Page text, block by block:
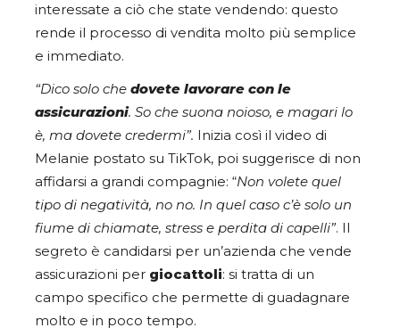
interessate a ciò che state vendendo: questo
rende il processo di vendita molto più semplice
e immediato.
“Dico solo che dovete lavorare con le
assicurazioni. So che suona noioso, e magari lo
è, ma dovete credermi”. Inizia così il video di
Melanie postato su TikTok, poi suggerisce di non
affidarsi a grandi compagnie: “Non volete quel
tipo di negatività, no no. In quel caso c’è solo un
fiume di chiamate, stress e perdita di capelli”. Il
segreto è candidarsi per un’azienda che vende
assicurazioni per giocattoli: si tratta di un
campo specifico che permette di guadagnare
molto e in poco tempo.